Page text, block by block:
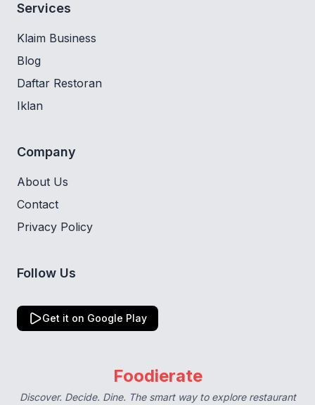
Services
Klaim Business
Blog
Daftar Restoran
Iklan
Company
About Us
Contact
Privacy Policy
Follow Us
Get it on Google Play
Foodierate
Discover. Decide. Dine. The smart way to explore restaurant